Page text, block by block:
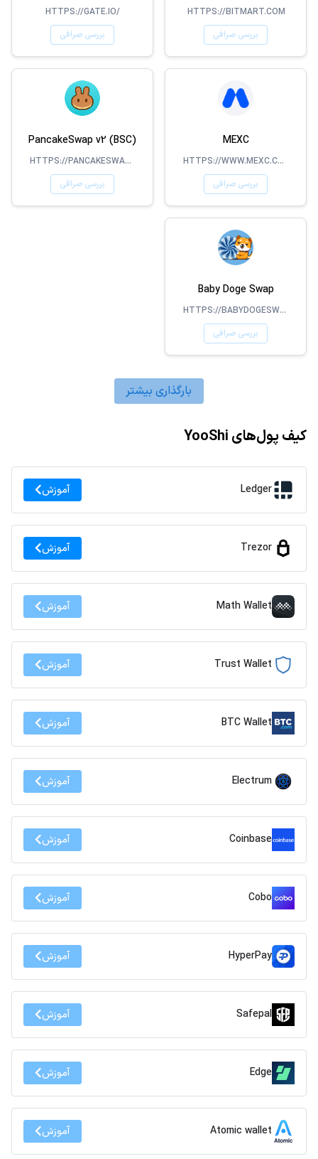
HTTPS://BITMART.COM
بررسی صرافی
HTTPS://GATE.IO/
بررسی صرافی
MEXC
HTTPS://WWW.MEXC.COM/
بررسی صرافی
PancakeSwap v2 (BSC)
HTTPS://PANCAKESWAP.FINANCE/
بررسی صرافی
Baby Doge Swap
HTTPS://BABYDOGESWAP.COM/
بررسی صرافی
بارگذاری بیشتر
کیف پول‌های YooShi
Ledger آموزش
Trezor آموزش
Math Wallet آموزش
Trust Wallet آموزش
BTC Wallet آموزش
Electrum آموزش
Coinbase آموزش
Cobo آموزش
HyperPay آموزش
Safepal آموزش
Edge آموزش
Atomic wallet آموزش